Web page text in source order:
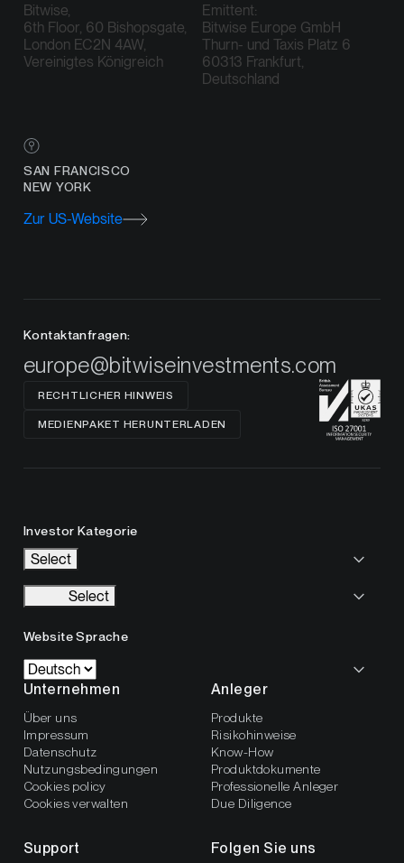
Bitwise,
6th Floor, 60 Bishopsgate,
London EC2N 4AW,
Vereinigtes Königreich
Emittent:
Bitwise Europe GmbH
Thurn- und Taxis Platz 6
60313 Frankfurt,
Deutschland
SAN FRANCISCO
NEW YORK
Zur US-Website
Kontaktanfragen:
europe@bitwiseinvestments.com
RECHTLICHER HINWEIS
MEDIENPAKET HERUNTERLADEN
Investor Kategorie
Select
Select
Website Sprache
Unternehmen
Über uns
Impressum
Datenschutz
Nutzungsbedingungen
Cookies policy
Cookies verwalten
Anleger
Produkte
Risikohinweise
Know-How
Produktdokumente
Professionelle Anleger
Due Diligence
Support Folgen Sie uns